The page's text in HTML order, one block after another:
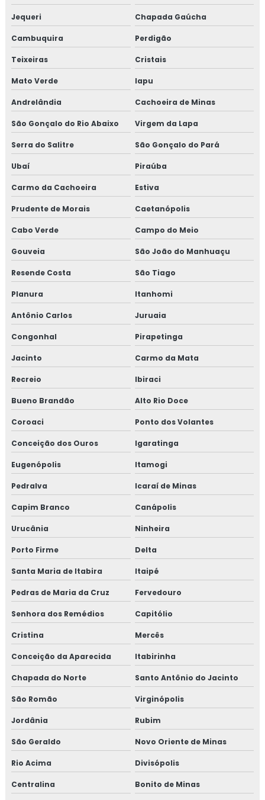
Jequeri Chapada Gaúcha
Cambuquira Perdigão
Teixeiras Cristais
Mato Verde Iapu
Andrelândia Cachoeira de Minas
São Gonçalo do Rio Abaixo Virgem da Lapa
Serra do Salitre São Gonçalo do Pará
Ubaí Piraúba
Carmo da Cachoeira Estiva
Prudente de Morais Caetanópolis
Cabo Verde Campo do Meio
Gouveia São João do Manhuaçu
Resende Costa São Tiago
Planura Itanhomi
Antônio Carlos Juruaia
Congonhal Pirapetinga
Jacinto Carmo da Mata
Recreio Ibiraci
Bueno Brandão Alto Rio Doce
Coroaci Ponto dos Volantes
Conceição dos Ouros Igaratinga
Eugenópolis Itamogi
Pedralva Icaraí de Minas
Capim Branco Canápolis
Urucânia Ninheira
Porto Firme Delta
Santa Maria de Itabira Itaipé
Pedras de Maria da Cruz Fervedouro
Senhora dos Remédios Capitólio
Cristina Mercês
Conceição da Aparecida Itabirinha
Chapada do Norte Santo Antônio do Jacinto
São Romão Virginópolis
Jordânia Rubim
São Geraldo Novo Oriente de Minas
Rio Acima Divisópolis
Centralina Bonito de Minas